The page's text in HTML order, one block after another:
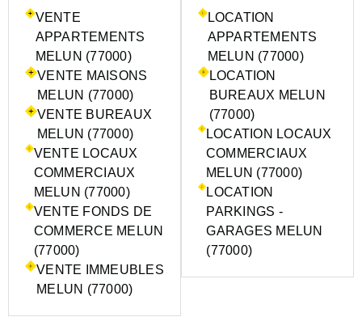
VENTE
APPARTEMENTS
MELUN (77000)
VENTE MAISONS
MELUN (77000)
VENTE BUREAUX
MELUN (77000)
VENTE LOCAUX
COMMERCIAUX
MELUN (77000)
VENTE FONDS DE
COMMERCE MELUN
(77000)
VENTE IMMEUBLES
MELUN (77000)
LOCATION
APPARTEMENTS
MELUN (77000)
LOCATION
BUREAUX MELUN
(77000)
LOCATION LOCAUX
COMMERCIAUX
MELUN (77000)
LOCATION
PARKINGS -
GARAGES MELUN
(77000)